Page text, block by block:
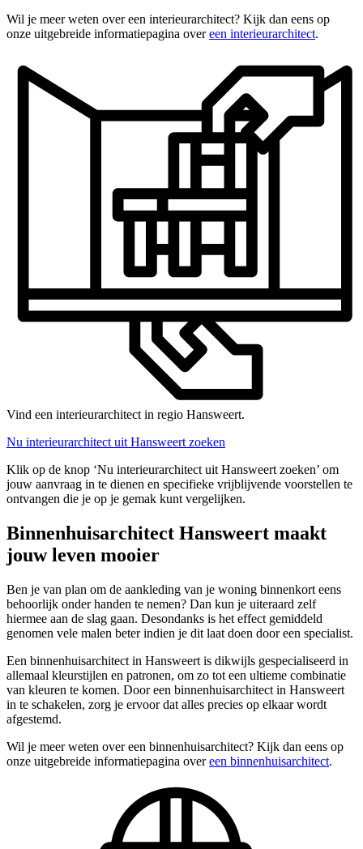
Wil je meer weten over een interieurarchitect? Kijk dan eens op
onze uitgebreide informatiepagina overeen interieurarchitect.
Vind een interieurarchitect in regio Hansweert.
Nu interieurarchitect uit Hansweert zoeken
Klik op de knop ‘Nu interieurarchitect uit Hansweert zoeken’ om
jouw aanvraag in te dienen en specifieke vrijblijvende voorstellen te
ontvangen die je op je gemak kunt vergelijken.
Binnenhuisarchitect Hansweert maakt
jouw leven mooier
Ben je van plan om de aankleding van je woning binnenkort eens
behoorlijk onder handen te nemen? Dan kun je uiteraard zelf
hiermee aan de slag gaan. Desondanks is het effect gemiddeld
genomen vele malen beter indien je dit laat doen door een specialist.
Een binnenhuisarchitect in Hansweert is dikwijls gespecialiseerd in
allemaal kleurstijlen en patronen, om zo tot een ultieme combinatie
van kleuren te komen. Door een binnenhuisarchitect in Hansweert
in te schakelen, zorg je ervoor dat alles precies op elkaar wordt
afgestemd.
Wil je meer weten over een binnenhuisarchitect? Kijk dan eens op
onze uitgebreide informatiepagina overeen binnenhuisarchitect.